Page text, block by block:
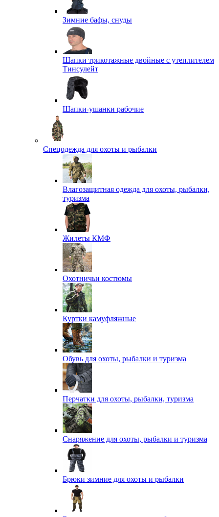
Зимние бафы, снуды
Шапки трикотажные двойные с утеплителем
Тинсулейт
Шапки-ушанки рабочие
Спецодежда для охоты и рыбалки
Влагозащитная одежда для охоты, рыбалки,
туризма
Жилеты КМФ
Охотничьи костюмы
Куртки камуфляжные
Обувь для охоты, рыбалки и туризма
Перчатки для охоты, рыбалки, туризма
Снаряжение для охоты, рыбалки и туризма
Брюки зимние для охоты и рыбалки